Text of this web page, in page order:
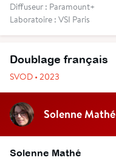
Diffuseur : Paramount+
Laboratoire : VSI Paris
Doublage français
SVOD • 2023
Solenne Mathé
Solenne Mathé